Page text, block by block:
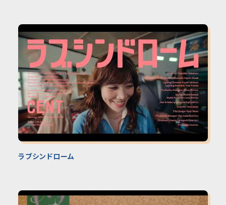
ラブシンドローム